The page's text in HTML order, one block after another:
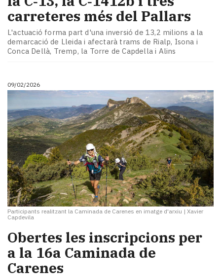
carreteres més del Pallars
L'actuació forma part d'una inversió de 13,2 milions a la
demarcació de Lleida i afectarà trams de Rialp, Isona i
Conca Dellà, Tremp, la Torre de Capdella i Alins
09/02/2026
Participants realitzant la Caminada de Carenes en imatge d'arxiu | Xavier
Capdevila
Obertes les inscripcions per
a la 16a Caminada de
Carenes